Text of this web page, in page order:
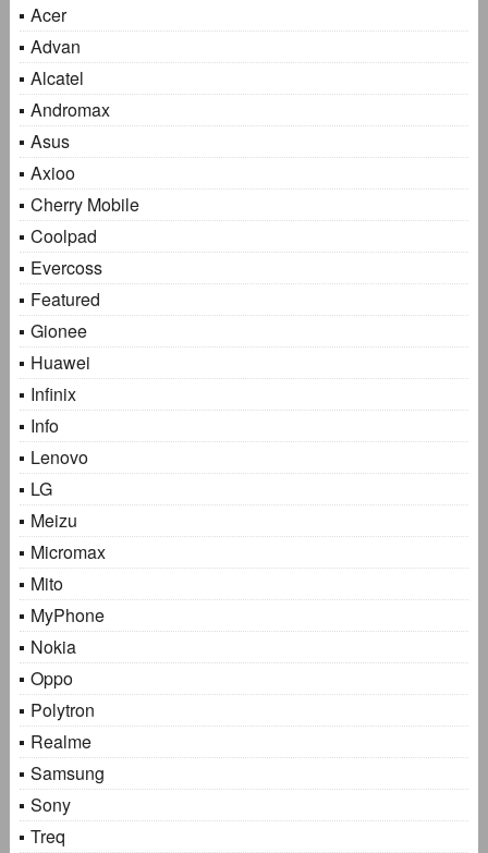
Acer
Advan
Alcatel
Andromax
Asus
Axioo
Cherry Mobile
Coolpad
Evercoss
Featured
Gionee
Huawei
Infinix
Info
Lenovo
LG
Meizu
Micromax
Mito
MyPhone
Nokia
Oppo
Polytron
Realme
Samsung
Sony
Treq